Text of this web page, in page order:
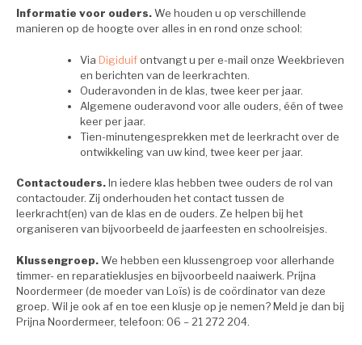
Informatie voor ouders.We houden u op verschillende
manieren op de hoogte over alles in en rond onze school:
Via Digiduifontvangt u per e-mail onze Weekbrieven
en berichten van de leerkrachten.
Ouderavonden in de klas, twee keer per jaar.
Algemene ouderavond voor alle ouders, één of twee
keer per jaar.
Tien-minutengesprekken met de leerkracht over de
ontwikkeling van uw kind, twee keer per jaar.
Contactouders.In iedere klas hebben twee ouders de rol van
contactouder. Zij onderhouden het contact tussen de
leerkracht(en) van de klas en de ouders. Ze helpen bij het
organiseren van bijvoorbeeld de jaarfeesten en schoolreisjes.
Klussengroep.We hebben een klussengroep voor allerhande
timmer- en reparatieklusjes en bijvoorbeeld naaiwerk. Prijna
Noordermeer (de moeder van Loïs) is de coördinator van deze
groep. Wil je ook af en toe een klusje op je nemen? Meld je dan bij
Prijna Noordermeer, telefoon: 06 – 21 272 204.